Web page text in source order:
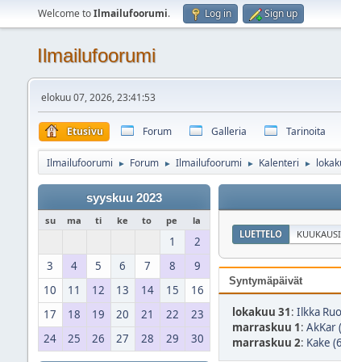
Welcome toIlmailufoorumi. Log in Sign up
Ilmailufoorumi
elokuu 07, 2026, 23:41:53
Etusivu Forum Galleria Tarinoita
Ilmailufoorumi ► Forum ► Ilmailufoorumi ► Kalenteri ►
syyskuu 2023
su ma ti ke to pe la
1
2
3
4 5 6 7 8
9
10
11 12 13 14 15
16
17
18 19 20 21 22
23
24
25 26 27 28 29 30
LUETTELO KUUKAUSI
Syntymäpäivät
lokakuu 31: Ilkka
marraskuu 1: AkKar
marraskuu 2: Kake